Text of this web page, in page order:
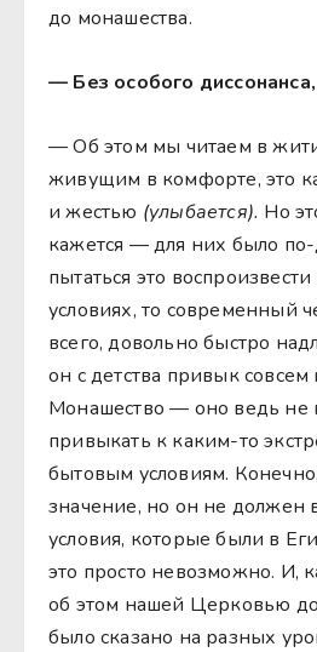
до монашества.
— Без особого диссонанса,
— Об этом мы читаем в
живущим в комфорте, это
и жестью (улыбается). Но
кажется — для них было
пытаться это
условиях, то современный
всего, довольно быстро
он с детства привык совсем
Монашество — оно ведь не
привыкать к каким-то
бытовым условиям.
значение, но он не должен
условия, которые были в
это просто невозможно. И,
об этом нашей Церковью
было сказано на разных